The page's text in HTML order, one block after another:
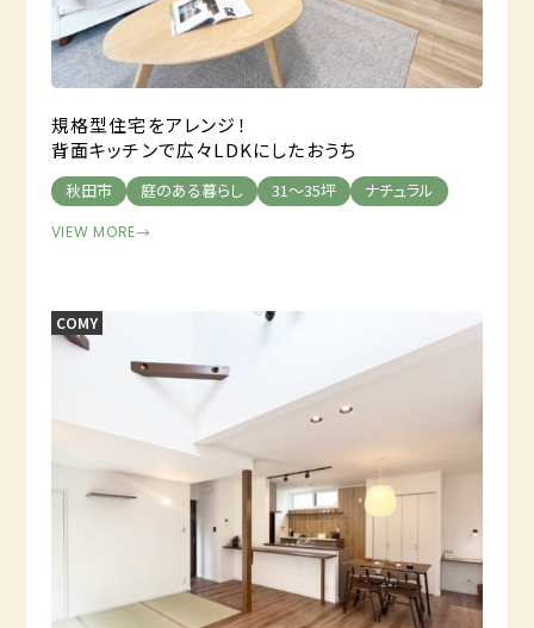
規格型住宅をアレンジ！
背面キッチンで広々LDKにしたおうち
秋田市 庭のある暮らし 31～35坪 ナチュラル
VIEW MORE→
COMY